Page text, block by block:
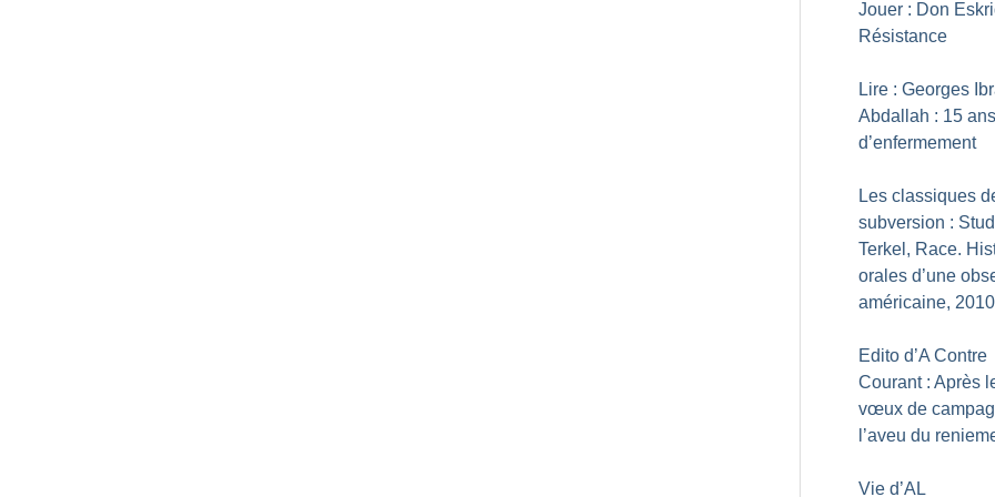
Jouer : Don
Résistance
Lire : Georges
Abdallah : 15 ans
d’enfermement
Les classiques
subversion :
Terkel, Race.
orales d’une
américaine, 2010
Edito d’A Contre
Courant : Après
vœux de
l’aveu du
Vie d’AL